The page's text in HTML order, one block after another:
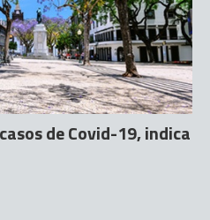
de Covid-19, indica